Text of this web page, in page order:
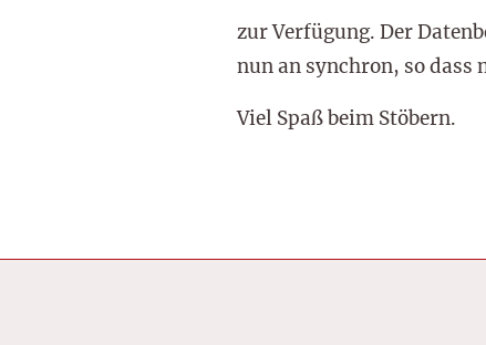
zur Verfügung. Der
nun an synchron, so dass
Viel Spaß beim Stöbern.